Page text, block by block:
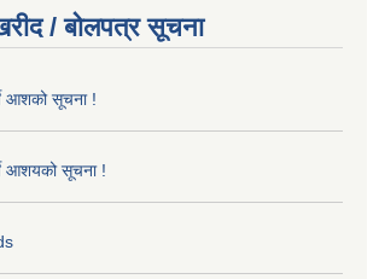
/ बोलपत्र सूचना
आशको सूचना !
आशयको सूचना !